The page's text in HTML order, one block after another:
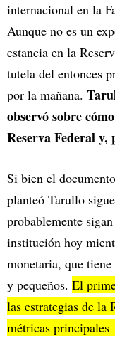
internacional en la
Aunque no es un
estancia en la
tutela del entonces
por la mañana.
observó sobre
Reserva Federal y,
Si bien el
planteó Tarullo
probablemente
institución hoy
monetaria, que
y pequeños. El
las estrategias de la
métricas principales